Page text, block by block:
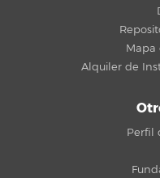
Mapa
Alquiler de
Perfil